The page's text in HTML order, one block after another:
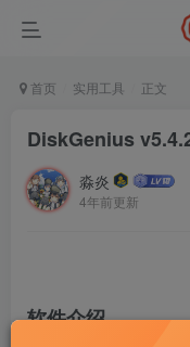
首页 实用工具 正文
DiskGenius
淼炎
4年前更新
软件介绍